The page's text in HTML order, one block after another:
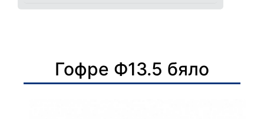
Гофре Ф13.5 бяло